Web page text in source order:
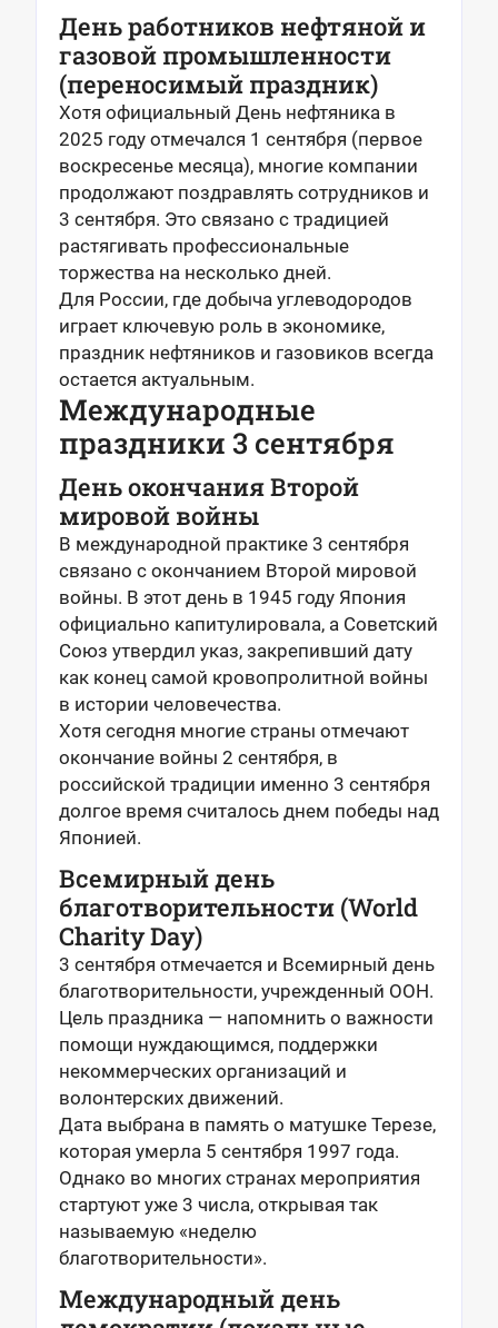
День работников нефтяной и
газовой промышленности
(переносимый праздник)
Хотя официальный День нефтяника в
2025 году отмечался 1 сентября (первое
воскресенье месяца), многие компании
продолжают поздравлять сотрудников и
3 сентября. Это связано с традицией
растягивать профессиональные
торжества на несколько дней.
Для России, где добыча углеводородов
играет ключевую роль в экономике,
праздник нефтяников и газовиков всегда
остается актуальным.
Международные
праздники 3 сентября
День окончания Второй
мировой войны
В международной практике 3 сентября
связано с окончанием Второй мировой
войны. В этот день в 1945 году Япония
официально капитулировала, а Советский
Союз утвердил указ, закрепивший дату
как конец самой кровопролитной войны
в истории человечества.
Хотя сегодня многие страны отмечают
окончание войны 2 сентября, в
российской традиции именно 3 сентября
долгое время считалось днем победы над
Японией.
Всемирный день
благотворительности (World
Charity Day)
3 сентября отмечается и Всемирный день
благотворительности, учрежденный ООН.
Цель праздника — напомнить о важности
помощи нуждающимся, поддержки
некоммерческих организаций и
волонтерских движений.
Дата выбрана в память о матушке Терезе,
которая умерла 5 сентября 1997 года.
Однако во многих странах мероприятия
стартуют уже 3 числа, открывая так
называемую «неделю
благотворительности».
Международный день